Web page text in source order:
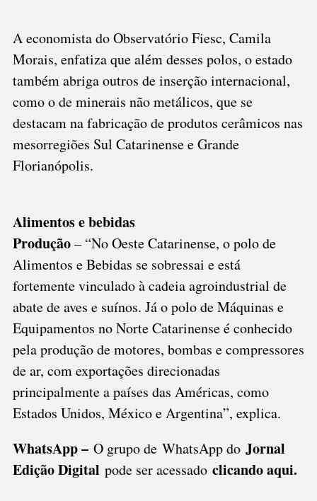
A economista do Observatório Fiesc, Camila
Morais, enfatiza que além desses polos, o estado
também abriga outros de inserção internacional,
como o de minerais não metálicos, que se
destacam na fabricação de produtos cerâmicos nas
mesorregiões Sul Catarinense e Grande
Florianópolis.
Alimentos e bebidas
Produção– “No Oeste Catarinense, o polo de
Alimentos e Bebidas se sobressai e está
fortemente vinculado à cadeia agroindustrial de
abate de aves e suínos. Já o polo de Máquinas e
Equipamentos no Norte Catarinense é conhecido
pela produção de motores, bombas e compressores
de ar, com exportações direcionadas
principalmente a países das Américas, como
Estados Unidos, México e Argentina”, explica.
WhatsApp – O grupo de WhatsApp doJornal
Edição Digital pode ser acessado clicando aqui.